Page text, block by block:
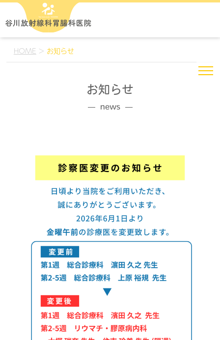
HOME > お知らせ
お知らせ
news